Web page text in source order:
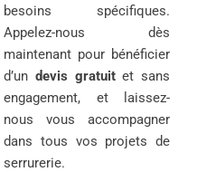
besoins spécifiques.
Appelez-nous dès
maintenant pour bénéficier
d’un devis gratuitet sans
engagement, et laissez-
nous vous accompagner
dans tous vos projets de
serrurerie.